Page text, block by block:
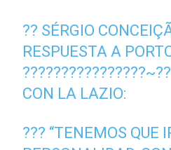
?? SÉRGIO
RESPUESTA A
CON LA LAZIO:
??? “TENEMOS QUE